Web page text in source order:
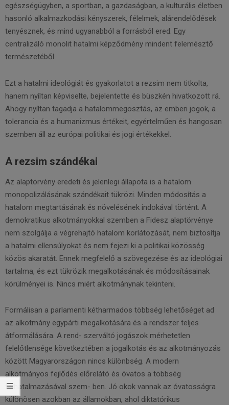
egészségügyben, a sportban, a gazdaságban, a kulturális életben
hasonló alkalmazkodási kényszerek, félelmek, alárendelődések
tenyésznek, és mind ugyanabból a forrásból ered. Egy
centralizáló monolit hatalmi képződmény mindent felemésztő
természetéből.
Ezt a hatalmi ideológiát és gyakorlatot a rezsim nem titkolta,
hanem nyíltan képviselte, bejelentette és büszkén hivatkozott rá.
Ahogy nyíltan tagadja a hatalommegosztás, az emberi jogok, a
tolerancia és a humanizmus értékeit, egyértelműen és hangosan
szemben áll az európai politikai és jogi értékekkel.
A rezsim szándékai
Az alaptörvény eredeti és jelenlegi állapota is a hatalom
monopolizálásának szándékait tükrözi. Minden módosítás a
hatalom megtartásának és növelésének indokával történt. A
demokratikus alkotmányokkal szemben a Fidesz alaptörvénye
nem szolgálja a végrehajtó hatalom korlátozását, nem biztosítja
a hatalmi ellensúlyokat és nem fejezi ki a politikai közösség
közös akaratát. Ennek megfelelő a szövegezése és az ideológiai
tartalma, és ezt tükrözik megalkotásának és módosításainak
körülményei is. Nincs miért alkotmánynak tekinteni.
Formálisan a parlamenti kétharmados többség lehetőséget ad
az alkotmány egypárti megalkotására és a rendszer teljes
átformálására. A rend- szerváltó jogászok mérhetetlen
felelőtlensége következtében a jogalkotás és az alkotmányozás
között Magyarországon nincs különbség. A modern
alkotmányos fejlődés előrelátó és óvatos a többség
felhatalmazásával szem- ben. Jó okok vannak az óvatosságra
különösen azokban az államokban, ahol diktatórikus